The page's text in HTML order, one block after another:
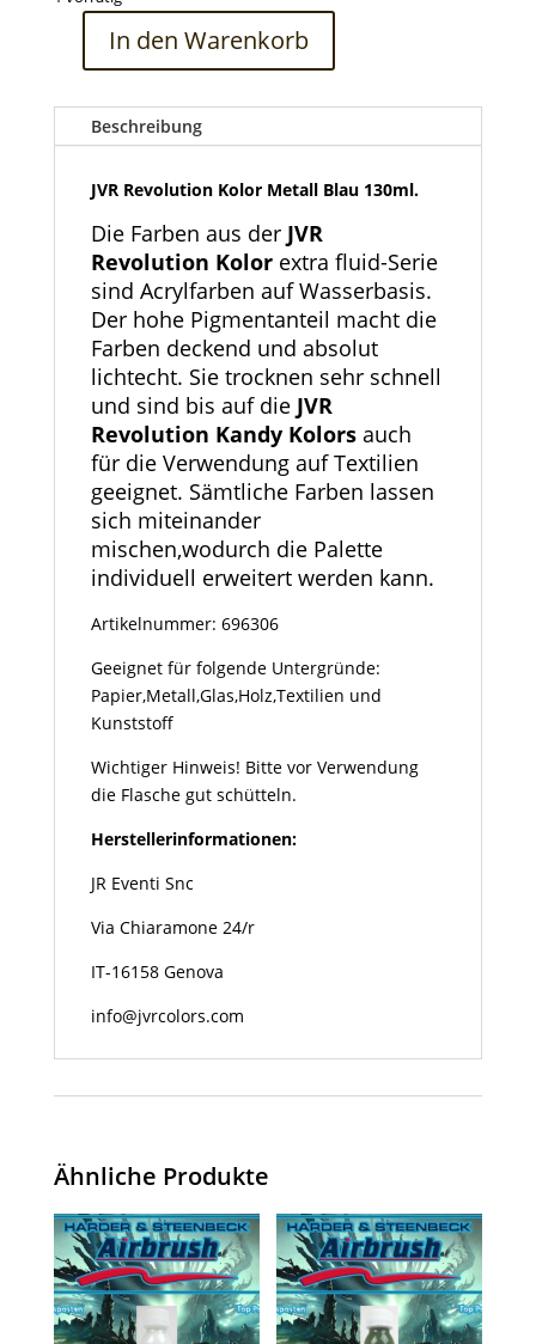
Kolor
Metall
130ml
In den Warenkorb
Beschreibung
JVR Revolution Kolor Metall Blau 130ml.
Die Farben aus der JVR
Revolution Kolor extra fluid-Serie
sind Acrylfarben auf Wasserbasis.
Der hohe Pigmentanteil macht die
Farben deckend und absolut
lichtecht. Sie trocknen sehr schnell
und sind bis auf die JVR
Revolution Kandy Kolorsauch
für die Verwendung auf Textilien
geeignet. Sämtliche Farben lassen
sich miteinander
mischen,wodurch die Palette
individuell erweitert werden kann.
Artikelnummer: 696306
Geeignet für folgende Untergründe:
Papier,Metall,Glas,Holz,Textilien und
Kunststoff
Wichtiger Hinweis! Bitte vor Verwendung
die Flasche gut schütteln.
Herstellerinformationen:
JR Eventi Snc
Via Chiaramone 24/r
IT-16158 Genova
info@jvrcolors.com
Ähnliche Produkte